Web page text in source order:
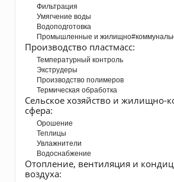
Фильтрация
Умягчение воды
Водоподготовка
Промышленные и
Производство пластмасс:
Температурный контроль
Экструдеры
Производство полимеров
Термическая обработка
Сельское хозяйство и жилищно-
сфера:
Орошение
Теплицы
Увлажнители
Водоснабжение
Отопление, вентиляция и
воздуха: